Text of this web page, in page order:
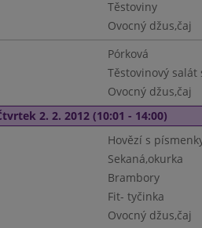
Těstoviny
Ovocný džus,čaj
Pórková
Těstovinový
Ovocný džus,čaj
2. 2. 2012 (10:01 - 14:00)
Hovězí s
Sekaná,okurka
Brambory
Fit- tyčinka
Ovocný džus,čaj